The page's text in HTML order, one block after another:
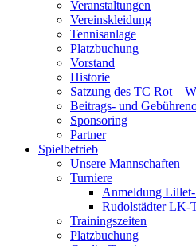
Veranstaltungen
Vereinskleidung
Tennisanlage
Platzbuchung
Vorstand
Historie
Satzung des TC Rot –
Beitrags- und
Sponsoring
Partner
Spielbetrieb
Unsere Mannschaften
Turniere
Anmeldung
Rudolstädter LK-
Trainingszeiten
Platzbuchung